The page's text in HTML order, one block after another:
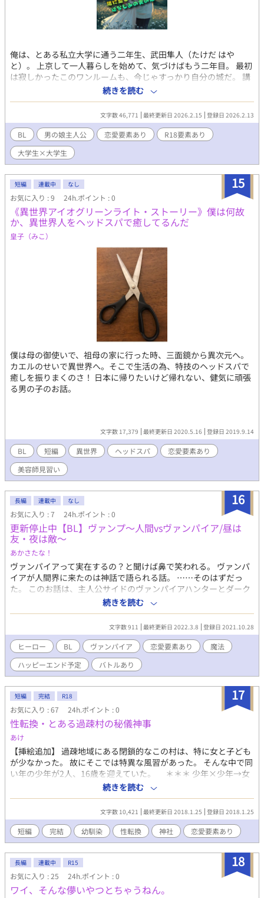
俺は、とある私立大学に通う二年生、武田隼人（たけだ はや
と）。 上京して一人暮らしを始めて、気づけばもう二年目。 最初
は寂しかったこのワンルームも、今じゃすっかり自分の城だ。 講
義はそこそこ、バイトもそこそこ。 彼女？……いない。 そんな平
凡な日常に、小さな変化が起きた。 アパートの廊下に、段ボール
が積まれている。 大家さんと見知らぬ人影。 どうやら、隣の部屋
に誰かが引っ越してくるらしい。 （女の子だったらいいな……）
思わず、そんな期待が頭をよぎる。 いや、別に下心があるわけじ
ゃない。 ただ、どうせなら可愛い子がいいなってだけで。 ――ま
さか、その「隣人」が、 俺の人生をひっくり返す存在になるなん
て、 この時の俺は、まだ知らなかった。
続きを読む
文字数 46,771 最終更新日 2026.2.15 登録日 2026.2.13
BL 男の娘主人公 恋愛要素あり
R18要素あり
大学生×大学生
15
短編 連載中 なし
お気に入り : 9 24h.ポイント : 0
《異世界アイオグリーンライト・ストーリー》僕は何故
か、異世界人をヘッドスパで癒してるんだ
皇子（みこ）
僕は母の御使いで、祖母の家に行った時、三面鏡から異次元へ。
カエルのせいで異世界へ。そこで生活の為、特技のヘッドスパで
癒しを振りまくのさ！ 日本に帰りたいけど帰れない、健気に頑張
る男の子のお話。
文字数 17,379 最終更新日 2020.5.16 登録日 2019.9.14
BL 短編 異世界 ヘッドスパ
恋愛要素あり
美容師見習い
16
長編 連載中 なし
お気に入り : 7 24h.ポイント : 0
更新停止中【BL】ヴァンプ〜人間vsヴァンパイア/昼は
友・夜は敵〜
あかさたな！
ヴァンパイアって実在するの？と聞けば鼻で笑われる。 ヴァンパ
イアが人間界に来たのは神話で語られる話。 ……そのはずだっ
た。 このお話は、主人公サイドのヴァンパイアハンターとダーク
サイドのヴァンパイアによる物語。 世界の真実を知った時、皆の
心は一つになるだろう。 ーーーーーーー こちらの連載は0のつく
日（10.20.30）の20時に更新 【2022年4月20日連載再開予定】 １
０万字越えのボリュームで作りたいくらいの予定です。 今年末頃
には完結して欲しい…。 長めに、のんびりゆるりとお付き合いい
ただけると幸いです！ 途中加筆修正誤字脱字直しは無言で入りま
す（ストーリー展開に問題が起こらない程度）がお許しいただけ
ると幸いです。1ページ目に記載して記録しておきます。 しばし
このお話は更新停止します。 ＿＿＿＿＿＿＿＿＿＿ BL短編集やミ
ステリー小説は現在も連載中なので、よければ足を運んでみてく
ださい！ こちらは全年齢対象の健全な作品を目指しています。
続きを読む
文字数 911 最終更新日 2022.3.8 登録日 2021.10.28
ヒーロー BL ヴァンパイア 恋愛要素あり
魔法
ハッピーエンド予定
バトルあり
17
短編 完結 R18
お気に入り : 67 24h.ポイント : 0
性転換・とある過疎村の秘儀神事
あけ
【挿絵追加】 過疎地域にある閉鎖的なこの村は、特に女と子ども
が少なかった。 故にそこでは特異な風習があった。 そんな中で同
い年の少年が2人、16歳を迎えていた。 ＊＊＊ 少年×少年→女
の子 の性転換エロBLです。 性転換は少しふたなり風味です。 苦
手な方はご注意ください。
続きを読む
文字数 10,421 最終更新日 2018.1.25 登録日 2018.1.25
短編 完結 幼馴染 性転換 神社 恋愛要素あり
18
長編 連載中 R15
お気に入り : 25 24h.ポイント : 0
ワイ、そんな儚いやつとちゃうねん。